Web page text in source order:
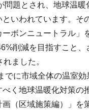
題とされ、地球温
いわれています。
ボンニュートラル
削減を目指すこと
ました。
でに市域全体の温室
く地球温暖化対策
（区域施策編）」を